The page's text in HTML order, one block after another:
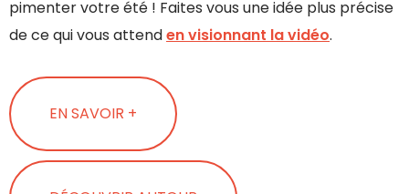
pimenter votre été ! Faites vous une idée plus précise
de ce qui vous attenden visionnant la vidéo.
EN SAVOIR +